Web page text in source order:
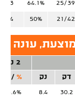
25/39
64.1%
23
21/42
50%
24
עונה
2 נק'
דק נק %
/
30.2
8.4
55.6%